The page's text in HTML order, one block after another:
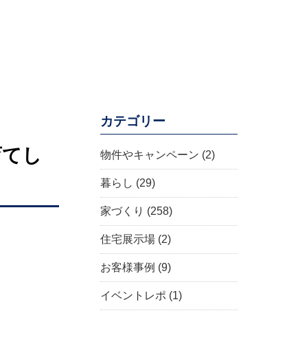
し
カテゴリー
物件やキャンペーン (2)
暮らし (29)
家づくり (258)
住宅展示場 (2)
お客様事例 (9)
イベントレポ (1)